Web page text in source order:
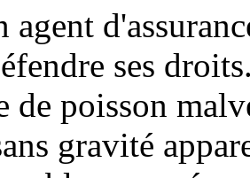
agent
ses
de poisson
gravité